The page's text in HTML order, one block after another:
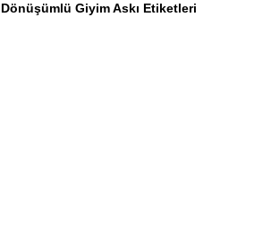
Giyim Askı Etiketleri